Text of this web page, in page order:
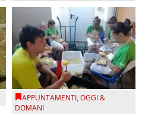
APPUNTAMENTI,OGGI &
DOMANI